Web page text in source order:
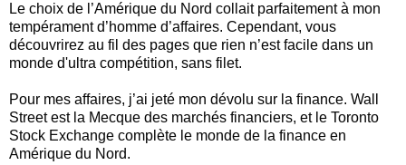
Le choix de l’Amérique du Nord collait parfaitement à mon
tempérament d’homme d’affaires. Cependant, vous
découvrirez au fil des pages que rien n’est facile dans un
monde d'ultra compétition, sans filet.
Pour mes affaires, j’ai jeté mon dévolu sur la finance. Wall
Street est la Mecque des marchés financiers, et le Toronto
Stock Exchange complète le monde de la finance en
Amérique du Nord.